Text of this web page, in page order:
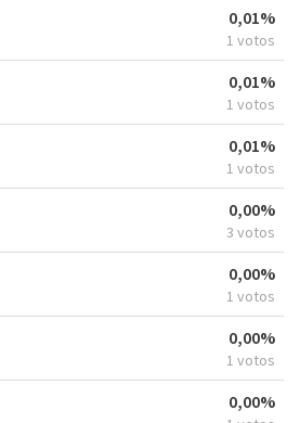
0,01%
1 votos
0,01%
1 votos
0,01%
1 votos
0,00%
3 votos
0,00%
1 votos
0,00%
1 votos
0,00%